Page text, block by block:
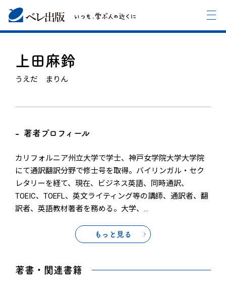
上田麻鈴
うえだ まりん
著者プロフィール
カリフォルニア州立大学で学士、神戸女学院大学大学院
にて通訳翻訳分野で修士号を取得。バイリンガル・セク
レタリーを経て、現在、ビジネス英語、同時通訳、
TOEIC、TOEFL、英文ライティング等の講師、通訳者、翻
訳者、英語教材著者を務める。大学、 …
もっと見る
著書・関連書籍